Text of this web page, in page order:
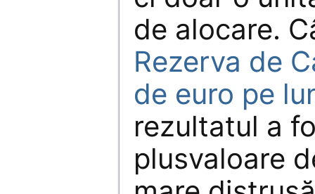
de alocare.
Rezerva de
de euro pe
rezultatul a
plusvaloare